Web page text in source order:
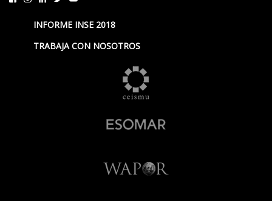
INFORME INSE 2018
TRABAJA CON NOSOTROS